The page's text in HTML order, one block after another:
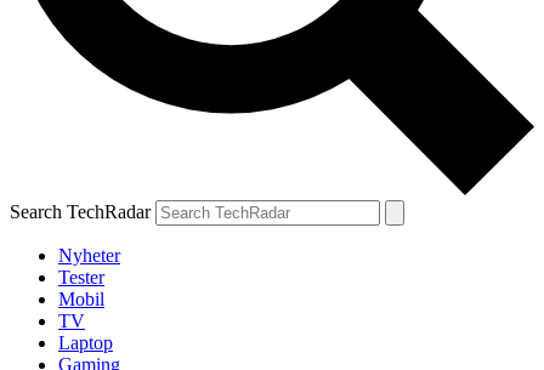
Search TechRadar
Nyheter
Tester
Mobil
TV
Laptop
Gaming